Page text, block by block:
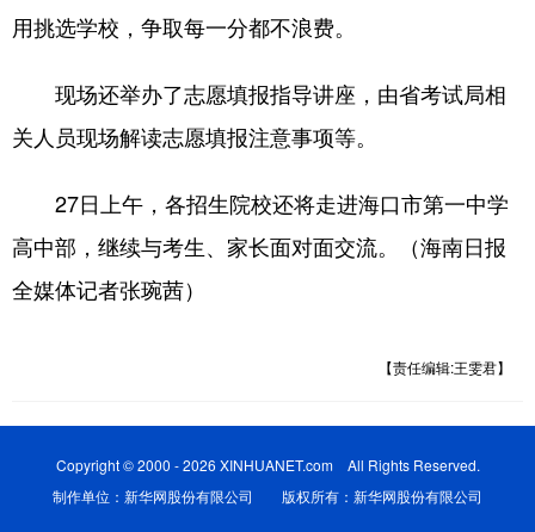
用挑选学校，争取每一分都不浪费。
现场还举办了志愿填报指导讲座，由省考试局相
关人员现场解读志愿填报注意事项等。
27日上午，各招生院校还将走进海口市第一中学
高中部，继续与考生、家长面对面交流。（海南日报
全媒体记者张琬茜）
【责任编辑:王雯君】
Copyright © 2000 - 2026 XINHUANET.com All Rights Reserved.
制作单位：新华网股份有限公司 版权所有：新华网股份有限公司